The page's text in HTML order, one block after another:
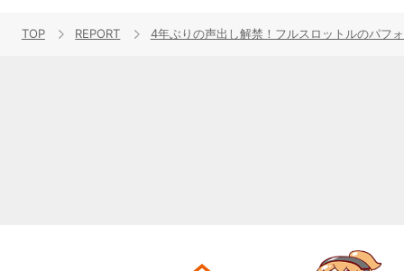
TOP REPORT 4年ぶりの声出し解禁！フルスロットルのパフ